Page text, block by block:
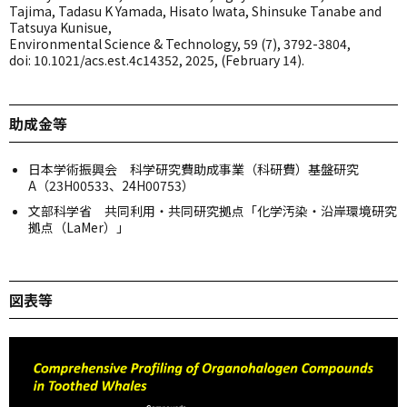
Tajima, Tadasu K Yamada, Hisato Iwata, Shinsuke Tanabe and
Tatsuya Kunisue,
Environmental Science & Technology, 59 (7), 3792-3804,
doi: 10.1021/acs.est.4c14352, 2025, (February 14).
助成金等
日本学術振興会 科学研究費助成事業（科研費）基盤研究
A（23H00533、24H00753）
文部科学省 共同利用・共同研究拠点「化学汚染・沿岸環境研究
拠点（LaMer）」
図表等